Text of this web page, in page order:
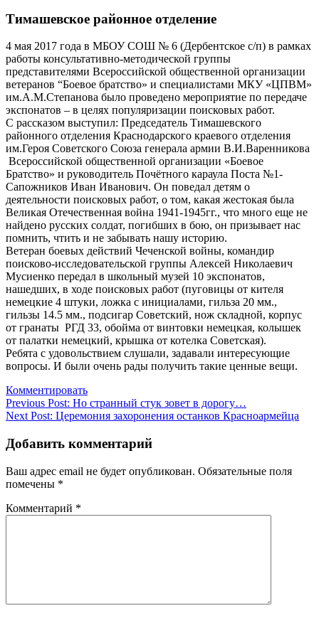
Тимашевское районное отделение
4 мая 2017 года в МБОУ СОШ № 6 (Дербентское с/п) в рамках
работы консультативно-методической группы
представителями Всероссийской общественной организации
ветеранов “Боевое братство» и специалистами МКУ «ЦПВМ»
им.А.М.Степанова было проведено мероприятие по передаче
экспонатов – в целях популяризации поисковых работ.
С рассказом выступил: Председатель Тимашевского
районного отделения Краснодарского краевого отделения
им.Героя Советского Союза генерала армии В.И.Варенникова
Всероссийской общественной организации «Боевое
Братство» и руководитель Почётного караула Поста №1-
Сапожников Иван Иванович. Он поведал детям о
деятельности поисковых работ, о том, какая жестокая была
Великая Отечественная война 1941-1945гг., что много еще не
найдено русских солдат, погибших в бою, он призывает нас
помнить, чтить и не забывать нашу историю.
Ветеран боевых действий Чеченской войны, командир
поисково-исследовательской группы Алексей Николаевич
Мусиенко передал в школьный музей 10 экспонатов,
нашедших, в ходе поисковых работ (пуговицы от кителя
немецкие 4 штуки, ложка с инициалами, гильза 20 мм.,
гильзы 14.5 мм., подсигар Советский, нож складной, корпус
от гранаты РГД 33, обойма от винтовки немецкая, колышек
от палатки немецкий, крышка от котелка Советская).
Ребята с удовольствием слушали, задавали интересующие
вопросы. И были очень рады получить такие ценные вещи.
Комментировать
Навигация
по
записям
Previous Post: Но странный стук зовет в дорогу…
Next Post: Церемония захоронения останков Красноармейца
Добавить комментарий
Ваш адрес email не будет опубликован. Обязательные поля
помечены *
Комментарий *